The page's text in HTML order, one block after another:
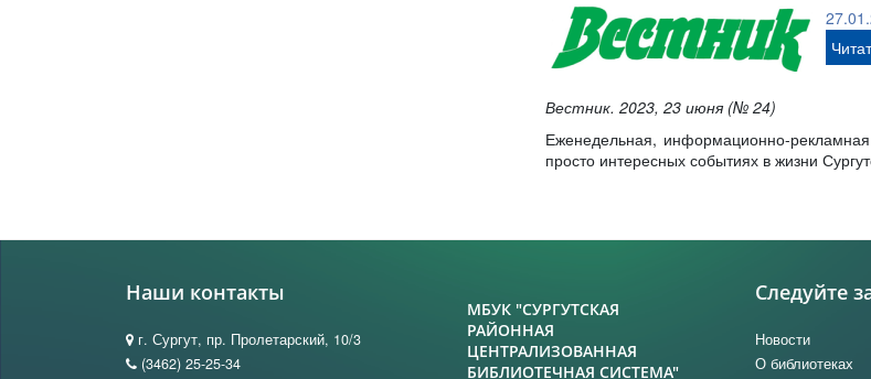
Вестник. 2023, 23 июня (№ 24)
Еженедельная, информационно-
просто интересных событиях в жизни
Наши контакты
г. Сургут, пр. Пролетарский, 10/3
(3462) 25-25-34
МБУК "СУРГУТСКАЯ
РАЙОННАЯ
ЦЕНТРАЛИЗОВАННАЯ
БИБЛИОТЕЧНАЯ СИСТЕМА"
Следуйте
Новости
О библиотеках